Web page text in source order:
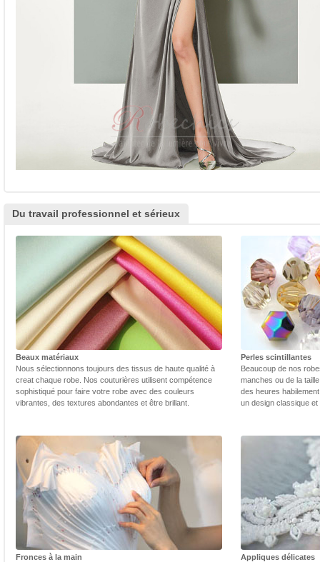
Du travail professionnel et sérieux
Beaux matériaux
Nous sélectionnons toujours des tissus de haute qualité à
creat chaque robe. Nos couturières utilisent compétence
sophistiqué pour faire votre robe avec des couleurs
vibrantes, des textures abondantes et être brillant.
Perles scintillantes
Beaucoup de nos
manches ou de la
des heures
un design classique
Fronces à la main
Appliques délicates